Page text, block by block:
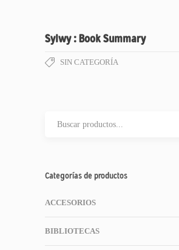
Sylwy : Book Summary
SIN CATEGORÍA
Categorías de productos
ACCESORIOS
BIBLIOTECAS